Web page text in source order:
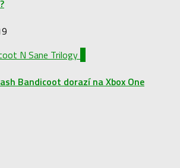
Bandicoot dorazí na Xbox One